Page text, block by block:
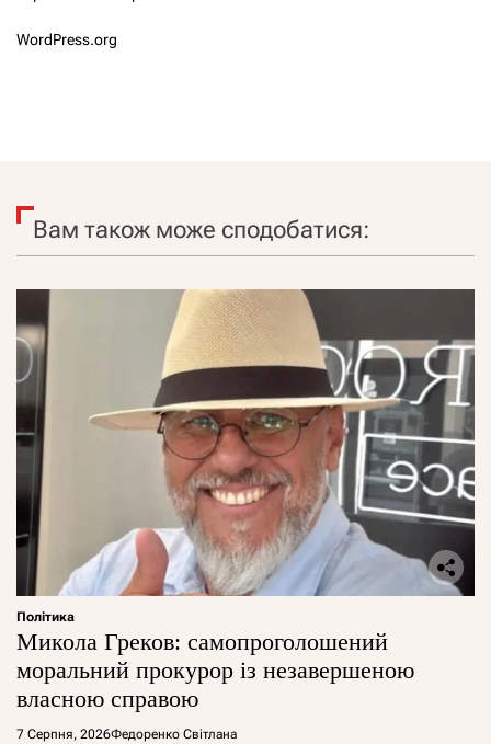
WordPress.org
Вам також може сподобатися:
Політика
Микола Греков: самопроголошений
моральний прокурор із незавершеною
власною справою
7 Серпня, 2026Федоренко Світлана